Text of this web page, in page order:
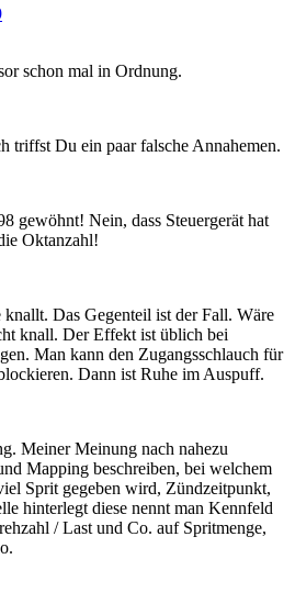
schon mal in Ordnung.
triffst Du ein paar falsche Annahemen.
gewöhnt! Nein, dass Steuergerät hat
Oktanzahl!
Das Gegenteil ist der Fall. Wäre
knall. Der Effekt ist üblich bei
Man kann den Zugangsschlauch für
Dann ist Ruhe im Auspuff.
Meiner Meinung nach nahezu
Mapping beschreiben, bei welchem
Sprit gegeben wird, Zündzeitpunkt,
hinterlegt diese nennt man Kennfeld
/ Last und Co. auf Spritmenge,